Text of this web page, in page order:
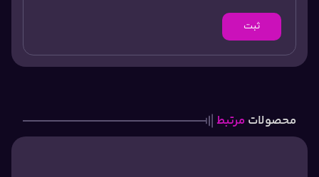
محصولات مرتبط